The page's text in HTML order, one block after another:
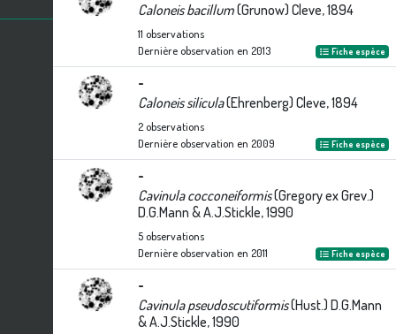
Caloneis bacillum(Grunow) Cleve, 1894
11 observations
Dernière observation en 2013 Fiche espèce
-
Caloneis silicula(Ehrenberg) Cleve, 1894
2observations
Dernière observation en 2009 Fiche espèce
-
Cavinula cocconeiformis(Gregory ex Grev.)
D.G.Mann & A.J.Stickle, 1990
5observations
Dernière observation en 2011 Fiche espèce
-
Cavinula pseudoscutiformis(Hust.) D.G.Mann
& A.J.Stickle, 1990